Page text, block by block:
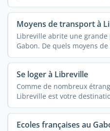
Moyens de transport à
Libreville abrite une
Gabon. De quels moyens
Se loger à Libreville
Comme de nombreux
Libreville est votre
rendre ...
Ecoles françaises au